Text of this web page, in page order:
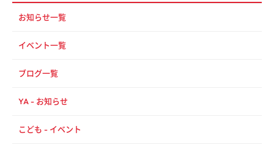
お知らせ一覧
イベント一覧
ブログ一覧
YA - お知らせ
こども - イベント